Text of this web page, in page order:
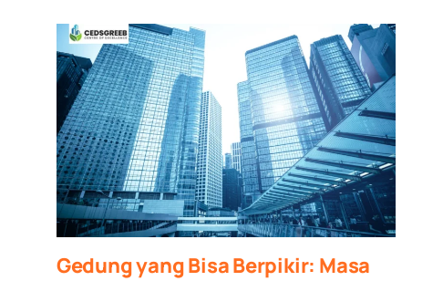
Gedung yang Bisa Berpikir: Masa